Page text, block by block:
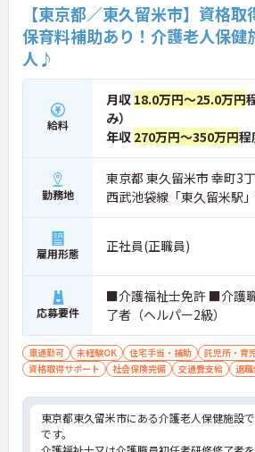
【東京都／東久留米市】資格
保育料補助あり！介護老人保健
人♪
給料
月収 18.0万円～25.0万円
み）
年収 270万円～350万円程
勤務地
東京都 東久留米市 幸町3
西武池袋線「東久留米駅
雇用形態 正社員(正職員)
応募要件
■介護福祉士免許 ■介護
了者（ヘルパー2級）
車通勤可 未経験OK 住宅手当・補助 託児所・育
資格取得サポート
社会保険完備 交通費支給 退職
東京都東久留米市にある介護老人保健施設
です。